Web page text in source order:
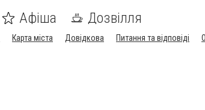
Афіша Дозвілля
Карта міста Довідкова Питання та відповіді